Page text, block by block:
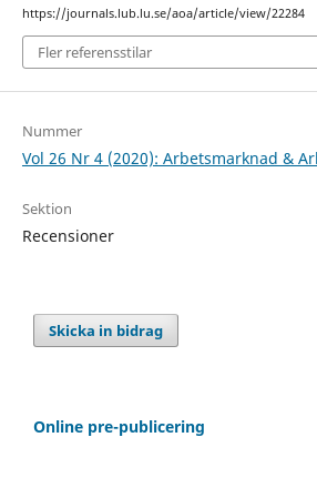
https://journals.lub.lu.se/aoa/article/view/22284
Fler referensstilar
Nummer
Vol 26 Nr 4 (2020): Arbetsmarknad &
Sektion
Recensioner
Skicka in bidrag
Online pre-publicering